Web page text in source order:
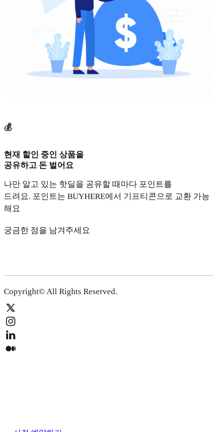
💰
현재 할인 중인 상품을
공유하고 돈 벌어요
나만 알고 있는 핫딜을 공유할 때마다 포인트를
드려요. 포인트는 BUYHERE에서 기프티콘으로 교환 가능
해요
궁금한 점을 남겨주세요
Copyright© All Rights Reserved.